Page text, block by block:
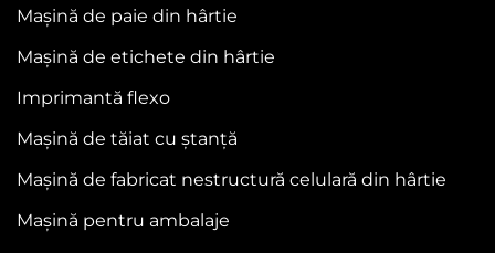
Mașină de paie din hârtie
Mașină de etichete din hârtie
Imprimantă flexo
Mașină de tăiat cu ștanță
Mașină de fabricat nestructură celulară din hârtie
Mașină pentru ambalaje